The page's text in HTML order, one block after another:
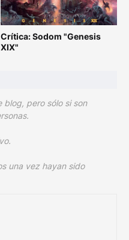
Crítica: Sodom "Genesis
XIX"
blog, pero sólo si son
una vez hayan sido